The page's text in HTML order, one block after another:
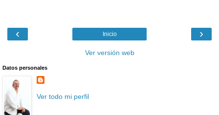
‹ ›
Inicio
Ver versión web
Datos personales
Ver todo mi perfil